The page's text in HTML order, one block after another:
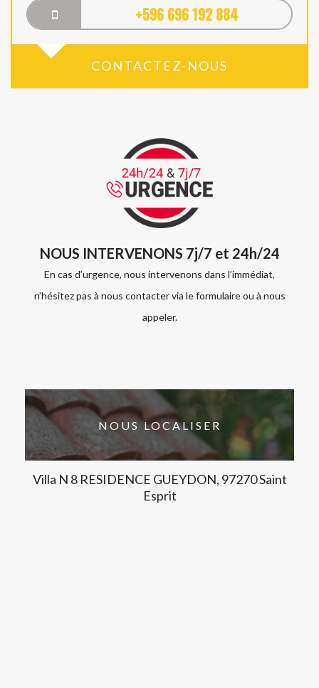
+596 696 192 884
CONTACTEZ-NOUS
NOUS INTERVENONS 7j/7 et 24h/24
En cas d’urgence, nous intervenons dans l’immédiat,
n’hésitez pas à nous contacter via le formulaire ou à nous
appeler.
NOUS LOCALISER
Villa N 8 RESIDENCE GUEYDON, 97270 Saint
Esprit